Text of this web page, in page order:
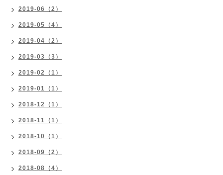
2019-06（2）
2019-05（4）
2019-04（2）
2019-03（3）
2019-02（1）
2019-01（1）
2018-12（1）
2018-11（1）
2018-10（1）
2018-09（2）
2018-08（4）